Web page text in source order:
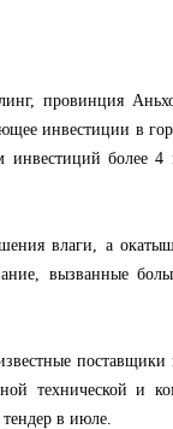
провинция
инвестиции в
более 4
влаги, а
вызванные
поставщики
технической и
в июле.